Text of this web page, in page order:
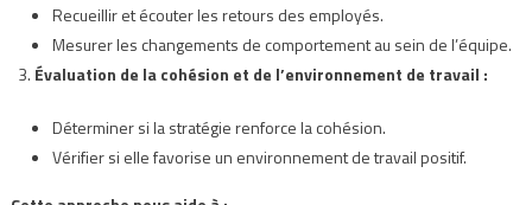
Recueillir et écouter les retours des employés.
Mesurer les changements de comportement au sein de l’équipe.
Évaluation de la cohésion et de l’environnement de travail :
Déterminer si la stratégie renforce la cohésion.
Vérifier si elle favorise un environnement de travail positif.